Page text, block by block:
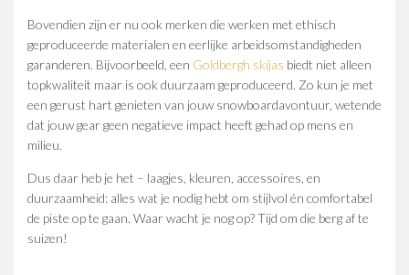
Bovendien zijn er nu ook merken die werken met ethisch
geproduceerde materialen en eerlijke arbeidsomstandigheden
garanderen. Bijvoorbeeld, een Goldbergh skijas biedt niet alleen
topkwaliteit maar is ook duurzaam geproduceerd. Zo kun je met
een gerust hart genieten van jouw snowboardavontuur, wetende
dat jouw gear geen negatieve impact heeft gehad op mens en
milieu.
Dus daar heb je het – laagjes, kleuren, accessoires, en
duurzaamheid: alles wat je nodig hebt om stijlvol én comfortabel
de piste op te gaan. Waar wacht je nog op? Tijd om die berg af te
suizen!